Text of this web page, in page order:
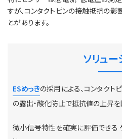
すが、コンタクトピンの接触抵抗の
とがあります。
ソリュー
ESめっきの採用による、コンタクト
の露出・酸化防止で抵抗値の上昇を
微小信号特性を確実に評価できる